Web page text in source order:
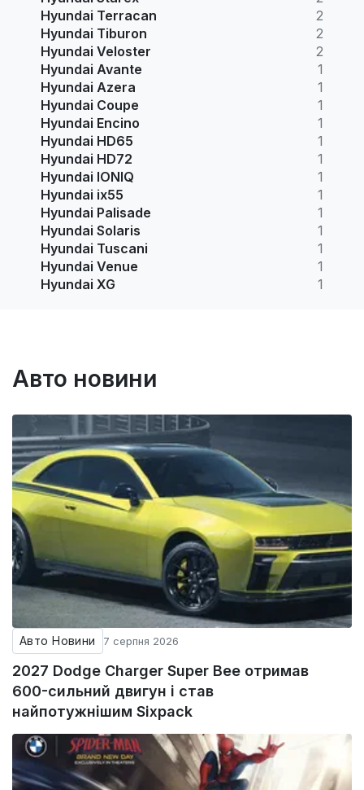
Hyundai Terracan
2
Hyundai Tiburon
2
Hyundai Veloster
2
Hyundai Avante
1
Hyundai Azera
1
Hyundai Coupe
1
Hyundai Encino
1
Hyundai HD65
1
Hyundai HD72
1
Hyundai IONIQ
1
Hyundai ix55
1
Hyundai Palisade
1
Hyundai Solaris
1
Hyundai Tuscani
1
Hyundai Venue
1
Hyundai XG
1
Авто новини
Авто Новини 7 серпня 2026
2027 Dodge Charger Super Bee отримав
600-сильний двигун і став
найпотужнішим Sixpack